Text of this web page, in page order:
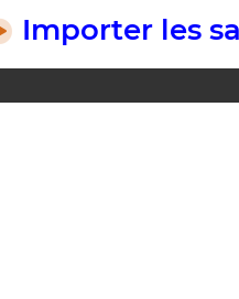
Importer les